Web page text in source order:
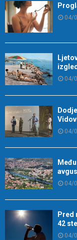
04/
04/
04/
04/
Pred
42
04/